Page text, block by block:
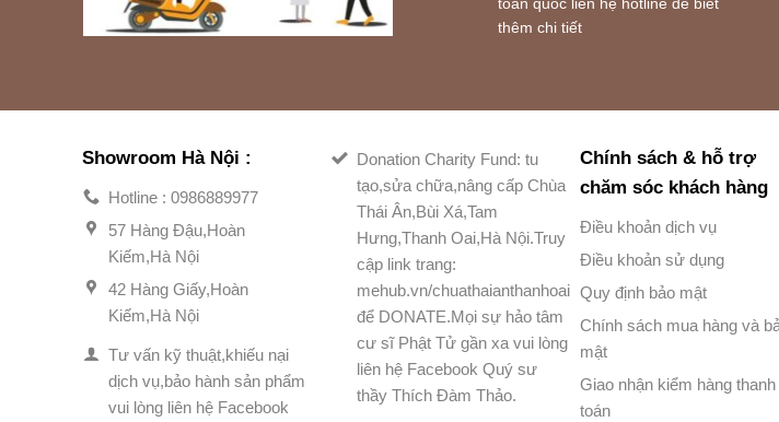
thêm chi tiết
Showroom Hà Nội :
Hotline : 0986889977
57 Hàng Đậu,Hoàn
Kiếm,Hà Nội
42 Hàng Giấy,Hoàn
Kiếm,Hà Nội
Tư vấn kỹ thuật,khiếu nại
dịch vụ,bảo hành sản phẩm
vui lòng liên hệ Facebook
Donation Charity Fund: tu
tạo,sửa chữa,nâng cấp Chùa
Thái Ân,Bùi Xá,Tam
Hưng,Thanh Oai,Hà Nội.Truy
cập link trang:
mehub.vn/chuathaianthanhoai
để DONATE.Mọi sự hảo tâm
cư sĩ Phật Tử gần xa vui lòng
liên hệ Facebook Quý sư
thầy Thích Đàm Thảo.
Chính sách & hỗ trợ
chăm sóc khách hàng
Điều khoản dịch vụ
Điều khoản sử dụng
Quy định bảo mật
Chính sách mua hàng và
mật
Giao nhận kiểm hàng thanh
toán